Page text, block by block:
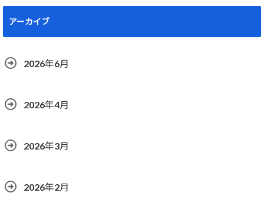
アーカイブ
2026年6月
2026年4月
2026年3月
2026年2月